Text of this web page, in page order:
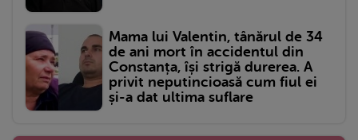
Mama lui Valentin, tânărul de 34
de ani mort în accidentul din
Constanța, își strigă durerea. A
privit neputincioasă cum fiul ei
și-a dat ultima suflare